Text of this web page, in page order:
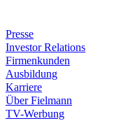
Presse
Investor Relations
Firmenkunden
Ausbildung
Karriere
Über Fielmann
TV-Werbung